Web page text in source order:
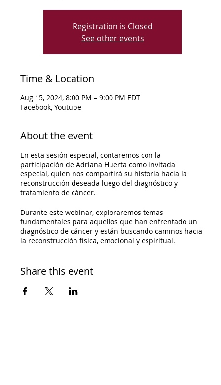
Registration is Closed
See other events
Time & Location
Aug 15, 2024, 8:00 PM – 9:00 PM EDT
Facebook, Youtube
About the event
En esta sesión especial, contaremos con la
participación de Adriana Huerta como invitada
especial, quien nos compartirá su historia hacia la
reconstrucción deseada luego del diagnóstico y
tratamiento de cáncer.
Durante este webinar, exploraremos temas
fundamentales para aquellos que han enfrentado un
diagnóstico de cáncer y están buscando caminos hacia
la reconstrucción física, emocional y espiritual.
y conectar con otras personas que han pasado por
hacia una vida plena y saludable después de un
diagnóstico de cáncer.
Share this event